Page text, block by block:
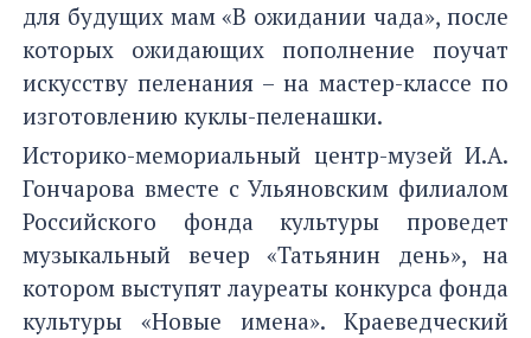
для будущих мам «В ожидании чада», после
которых ожидающих пополнение поучат
искусству пеленания – на мастер-классе по
изготовлению куклы-пеленашки.
Историко-мемориальный центр-музей И.А.
Гончарова вместе с Ульяновским филиалом
Российского фонда культуры проведет
музыкальный вечер «Татьянин день», на
котором выступят лауреаты конкурса фонда
культуры «Новые имена». Краеведческий